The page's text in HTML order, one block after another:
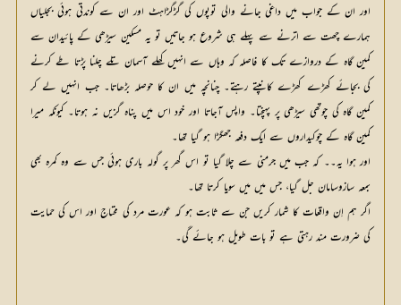
اور ان کے جواب میں داغی جانے والی توپوں کی گڑگڑاہٹ اور ان سے کوندتی ہوئی بجلیاں
ہمارے چھت سے اترنے سے پہلے ہی شروع ہو جاتیں تو یہ مسکین سیڑھی کے پائیدان سے
کمین گاہ کے دروازے تک کا فاصلہ کہ وہاں سے انہیں کھلے آسمان تلے چلنا پڑتا طے کرنے
کی بجائے کھڑے کھڑے کانپتے رہتے۔ چنانچہ میں ان کا حوصلہ بڑھاتا۔ جب انہیں لے کر
کمین گاہ کی چوتھی سیڑھی پر پہنچتا۔ واپس آجاتا اور خود اس میں پناہ گزیں نہ ہوتا۔ کیونکہ میرا
کمین گاہ کے چوکیداروں سے ایک دفعہ جھگڑا ہو گیا تھا۔
اور ہوا یہ۔۔ کہ جب میں جرمنی سے چلا گیا تو اس گھر پر گولہ باری ہوئی جس سے وہ کمرہ بھی
بمعہ سازوسامان جل گیا، جس میں میں سویا کرتا تھا۔
اگر ہم اِن واقعات کا شمار کریں جن سے ثابت ہو کہ عورت مرد کی محتاج اور اس کی حمایت
کی ضرورت مند رہتی ہے تو بات طویل ہو جائے گی۔